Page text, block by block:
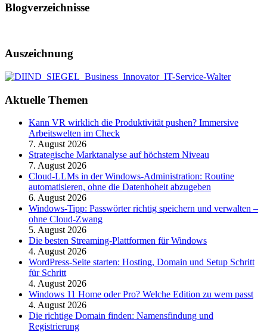
Blogverzeichnisse
Auszeichnung
Aktuelle Themen
Kann VR wirklich die Produktivität pushen? Immersive
Arbeitswelten im Check
7. August 2026
Strategische Marktanalyse auf höchstem Niveau
7. August 2026
Cloud-LLMs in der Windows-Administration: Routine
automatisieren, ohne die Datenhoheit abzugeben
6. August 2026
Windows-Tipp: Passwörter richtig speichern und verwalten –
ohne Cloud-Zwang
5. August 2026
Die besten Streaming-Plattformen für Windows
4. August 2026
WordPress-Seite starten: Hosting, Domain und Setup Schritt
für Schritt
4. August 2026
Windows 11 Home oder Pro? Welche Edition zu wem passt
4. August 2026
Die richtige Domain finden: Namensfindung und
Registrierung